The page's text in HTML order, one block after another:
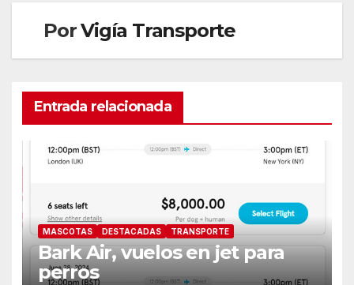
PorVigía Transporte
Entrada relacionada
MASCOTAS DESTACADAS TRANSPORTE
Bark Air, vuelos en jet para
perros